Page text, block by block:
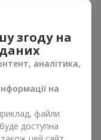
чарівність"
згоду на
аналітика,
на
файли
доступна